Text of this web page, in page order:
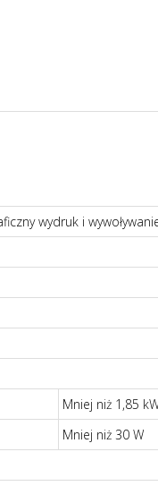
wydruk i
Mniej niż 1,85
Mniej niż 30 W